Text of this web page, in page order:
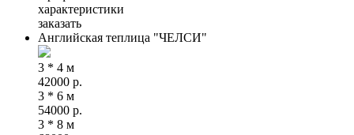
характеристики
заказать
Английская теплица "ЧЕЛСИ"
3 * 4 м
42000 р.
3 * 6 м
54000 р.
3 * 8 м